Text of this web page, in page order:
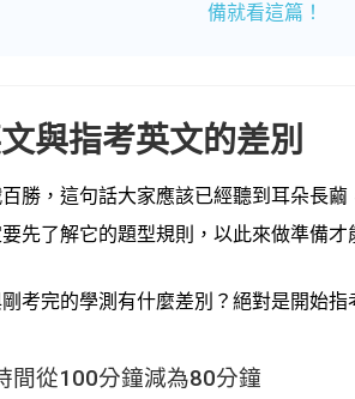
備就看這篇！
與指考英文的差別
勝，這句話大家應該已經聽到耳朵長
先了解它的題型規則，以此來做準備才
考完的學測有什麼差別？絕對是開始指
間從100分鐘減為80分鐘